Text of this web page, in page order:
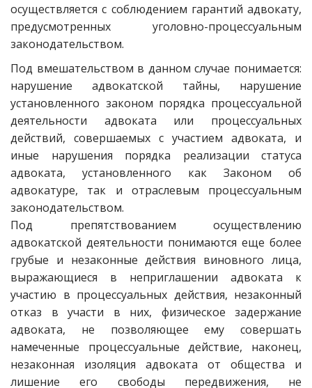
осуществляется с соблюдением гарантий адвокату,
предусмотренных уголовно-процессуальным
законодательством.
Под вмешательством в данном случае понимается:
нарушение адвокатской тайны, нарушение
установленного законом порядка процессуальной
деятельности адвоката или процессуальных
действий, совершаемых с участием адвоката, и
иные нарушения порядка реализации статуса
адвоката, установленного как Законом об
адвокатуре, так и отраслевым процессуальным
законодательством.
Под препятствованием осуществлению
адвокатской деятельности понимаются еще более
грубые и незаконные действия виновного лица,
выражающиеся в неприглашении адвоката к
участию в процессуальных действия, незаконный
отказ в участи в них, физическое задержание
адвоката, не позволяющее ему совершать
намеченные процессуальные действие, наконец,
незаконная изоляция адвоката от общества и
лишение его свободы передвижения, не